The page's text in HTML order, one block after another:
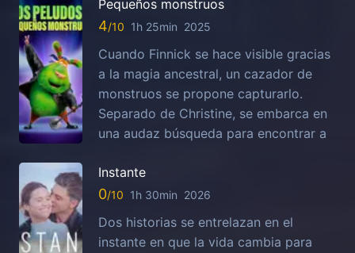
Pequeños monstruos
4 1h 25min 2025
Cuando Finnick se hace visible gracias
a la magia ancestral, un cazador de
monstruos se propone capturarlo.
Separado de Christine, se embarca en
una audaz búsqueda para encontrar a
Instante
0 1h 30min 2026
Dos historias se entrelazan en el
instante en que la vida cambia para